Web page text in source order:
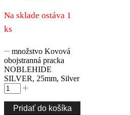
Na sklade ostáva 1
ks
množstvo Kovová
obojstranná pracka
NOBLEHIDE
SILVER, 25mm, Silver
Pridať do košíka